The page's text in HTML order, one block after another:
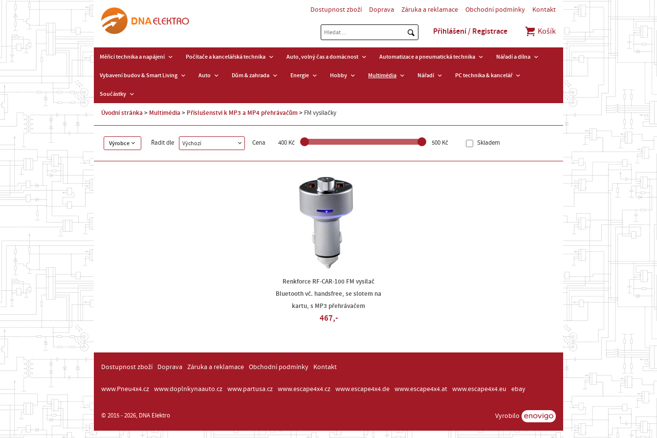
Dostupnost zboží Doprava Záruka a reklamace Obchodní podmínky Kontakt
Přihlášení / Registrace Košík
Měřicí technika a napájení Počítače a kancelářská technika Auto, volný čas a domácnost Automatizace a pneumatická technika Nářadí a dílna
Vybavení budov & Smart Living Auto Dům & zahrada Energie Hobby Multimédia Nářadí PC technika & kancelář
Součástky
Úvodní stránka Multimédia Příslušenství k MP3 a MP4 přehrávačům FM vysílačky
Výrobce Řadit dle Výchozí Cena 400 Kč 500 Kč Skladem
Renkforce RF-CAR-100 FM vysílač
Bluetooth vč. handsfree, se slotem na
kartu, s MP3 přehrávačem
467,-
Dostupnost zboží Doprava Záruka a reklamace Obchodní podmínky Kontakt
www.Pneu4x4.cz www.doplnkynaauto.cz www.partusa.cz www.escape4x4.cz www.escape4x4.de www.escape4x4.at www.escape4x4.eu ebay
© 2015 - 2026, DNA Elektro Vyrobilo